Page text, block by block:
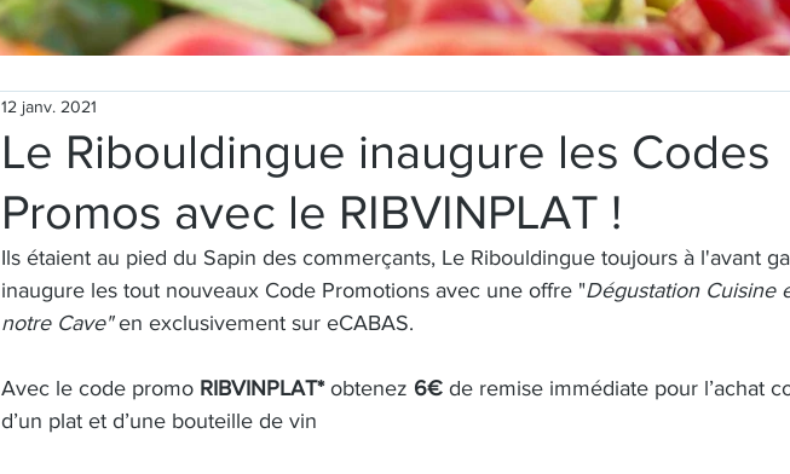
Le Ribouldingue inaugure les Codes
Promos avec le RIBVINPLAT !
12 janv. 2021
Ils étaient au pied du Sapin des commerçants, Le Ribouldingue toujours à l'avant
inaugure les tout nouveaux Code Promotions avec une offre "Dégustation Cuisine
notre Cave" en exclusivement sur eCABAS.
Avec le code promo RIBVINPLAT* obtenez 6€ de remise immédiate pour l’achat
d’un plat et d’une bouteille de vin